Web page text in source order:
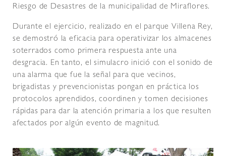
Riesgo de Desastres de la municipalidad de Miraflores.
Durante el ejercicio, realizado en el parque Villena Rey,
se demostró la eficacia para operativizar los almacenes
soterrados como primera respuesta ante una
desgracia. En tanto, el simulacro inició con el sonido de
una alarma que fue la señal para que vecinos,
brigadistas y prevencionistas pongan en práctica los
protocolos aprendidos, coordinen y tomen decisiones
rápidas para dar la atención primaria a los que resulten
afectados por algún evento de magnitud.